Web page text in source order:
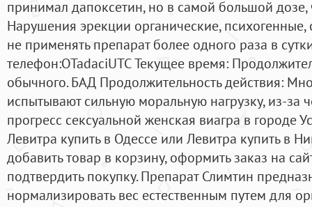
принимал дапоксетин, но в самой большой дозе,
Нарушения эрекции органические,
не применять препарат более одного раза в
телефон:OTadaciUTC Текущее время:
обычного. БАД Продолжительность действия:
испытывают сильную моральную нагрузку, из-за
прогресс сексуальной женская виагра в городе
Левитра купить в Одессе или Левитра купить в
добавить товар в корзину, оформить заказ на
подтвердить покупку. Препарат Слимтин
нормализировать вес естественным путем для